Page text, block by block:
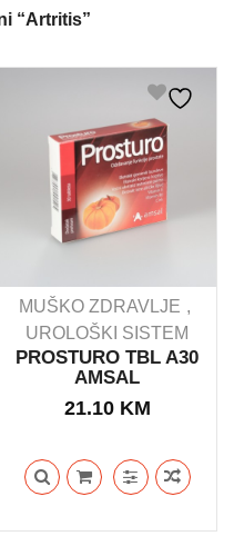
“Artritis”
MUŠKO ZDRAVLJE
UROLOŠKI SISTEM
PROSTURO TBL A30
AMSAL
21.10 KM